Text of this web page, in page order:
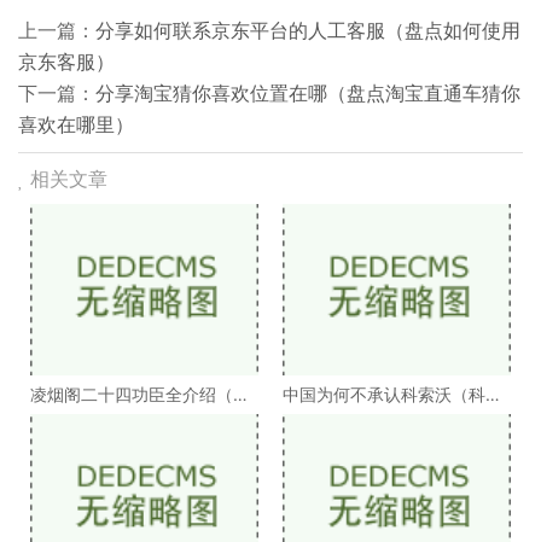
上一篇： 分享如何联系京东平台的人工客服（盘点如何使用
京东客服）
下一篇： 分享淘宝猜你喜欢位置在哪（盘点淘宝直通车猜你
喜欢在哪里）
相关文章
凌烟阁二十四功臣全介绍（凌
烟阁二十四功臣排
中国为何不承认科索沃（科索
沃为何不被承认）